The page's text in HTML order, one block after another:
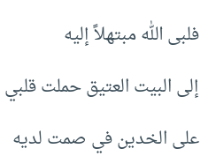
فلبى الله مبتهلاً إليه
إلى البيت العتيق حملت قلبي
على الخدين في صمت لديه